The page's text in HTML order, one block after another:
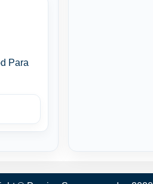
Para